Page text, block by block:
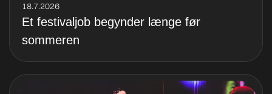
18.7.2026
Et festivaljob begynder længe før
sommeren